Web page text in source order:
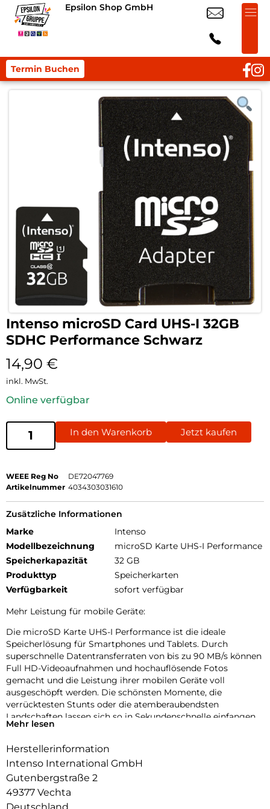
Epsilon Shop GmbH
Termin Buchen
Intenso microSD Card UHS-I 32GB
SDHC Performance Schwarz
14,90 €
inkl. MwSt.
Online verfügbar
In den Warenkorb Jetzt kaufen
WEEE Reg No
DE72047769
Artikelnummer 4034303031610
Zusätzliche Informationen
Marke
Intenso
Modellbezeichnung
microSD Karte UHS-I Performance
Speicherkapazität
32 GB
Produkttyp
Speicherkarten
Verfügbarkeit
sofort verfügbar
Mehr Leistung für mobile Geräte:
Die microSD Karte UHS-I Performance ist die ideale
Speicherlösung für Smartphones und Tablets. Durch
superschnelle Datentransferraten von bis zu 90 MB/s können
Full HD-Videoaufnahmen und hochauflösende Fotos
gemacht und die Leistung ihrer mobilen Geräte voll
ausgeschöpft werden. Die schönsten Momente, die
verrücktesten Stunts oder die atemberaubendsten
Landschaften lassen sich so in Sekundenschnelle einfangen.
Mehr lesen
Herstellerinformation
Intenso International GmbH
Gutenbergstraße 2
49377 Vechta